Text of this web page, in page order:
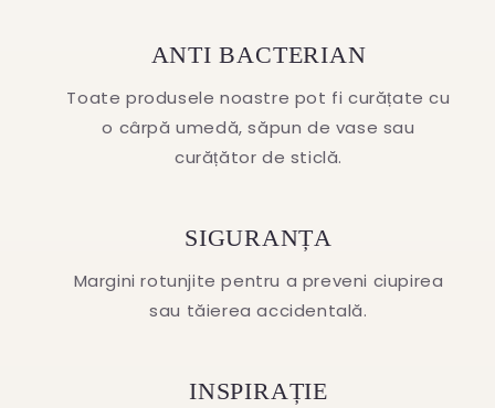
ANTI BACTERIAN
Toate produsele noastre pot fi curățate cu
o cârpă umedă, săpun de vase sau
curățător de sticlă.
SIGURANȚA
Margini rotunjite pentru a preveni ciupirea
sau tăierea accidentală.
INSPIRAȚIE